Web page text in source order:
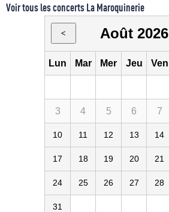
Voir tous les concerts La Maroquinerie
< Août 2026
Lun Mar Mer Jeu Ven
3 4 5 6 7
10 11 12 13 14
17 18 19 20 21
24 25 26 27 28
31